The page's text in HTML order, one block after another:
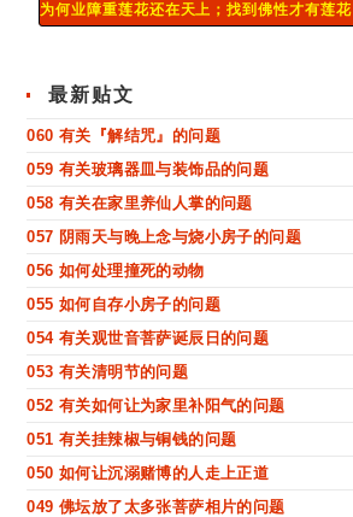
为何业障重莲花还在天上；找到佛性才有莲花
最新贴文
060 有关『解结咒』的问题
059 有关玻璃器皿与装饰品的问题
058 有关在家里养仙人掌的问题
057 阴雨天与晚上念与烧小房子的问题
056 如何处理撞死的动物
055 如何自存小房子的问题
054 有关观世音菩萨诞辰日的问题
053 有关清明节的问题
052 有关如何让为家里补阳气的问题
051 有关挂辣椒与铜钱的问题
050 如何让沉溺赌博的人走上正道
049 佛坛放了太多张菩萨相片的问题